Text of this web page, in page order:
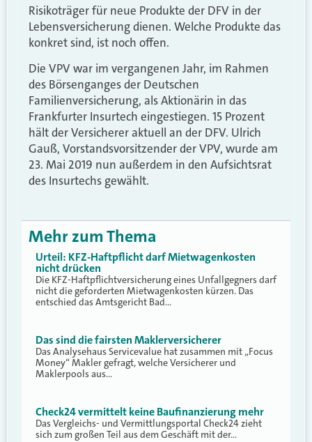
Risikoträger für neue Produkte der DFV in der
Lebensversicherung dienen. Welche Produkte das
konkret sind, ist noch offen.
Die VPV war im vergangenen Jahr, im Rahmen
des Börsenganges der Deutschen
Familienversicherung, als Aktionärin in das
Frankfurter Insurtech eingestiegen. 15 Prozent
hält der Versicherer aktuell an der DFV. Ulrich
Gauß, Vorstandsvorsitzender der VPV, wurde am
23. Mai 2019 nun außerdem in den Aufsichtsrat
des Insurtechs gewählt.
Mehr zum Thema
Urteil: KFZ-Haftpflicht darf Mietwagenkosten
nicht drücken
Die KFZ-Haftpflichtversicherung eines Unfallgegners darf
nicht die geforderten Mietwagenkosten kürzen. Das
entschied das Amtsgericht Bad…
Das sind die fairsten Maklerversicherer
Das Analysehaus Servicevalue hat zusammen mit „Focus
Money“ Makler gefragt, welche Versicherer und
Maklerpools aus…
Check24 vermittelt keine Baufinanzierung mehr
Das Vergleichs- und Vermittlungsportal Check24 zieht
sich zum großen Teil aus dem Geschäft mit der…